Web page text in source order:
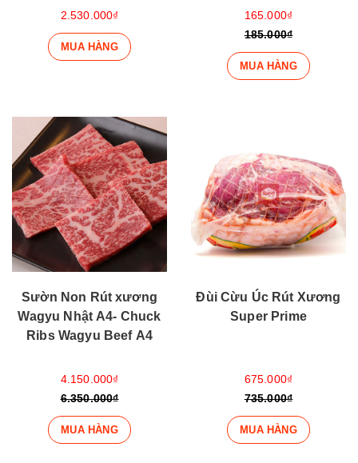
2.530.000₫
MUA HÀNG
165.000₫
185.000₫
MUA HÀNG
Sườn Non Rút xương
Wagyu Nhật A4- Chuck
Ribs Wagyu Beef A4
4.150.000₫
6.350.000₫
MUA HÀNG
Đùi Cừu Úc Rút Xương
Super Prime
675.000₫
735.000₫
MUA HÀNG